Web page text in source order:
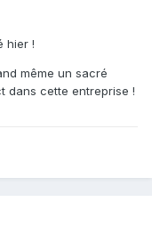
hier !
même un sacré
dans cette entreprise !